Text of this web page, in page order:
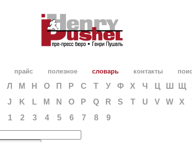
прайс полезное словарь
Л М Н О П Р С Т У Ф Х Ч Ц Ш Щ
J K L M N O P Q R S T U V W X
1 2 3 4 5 6 7 8 9
контакты